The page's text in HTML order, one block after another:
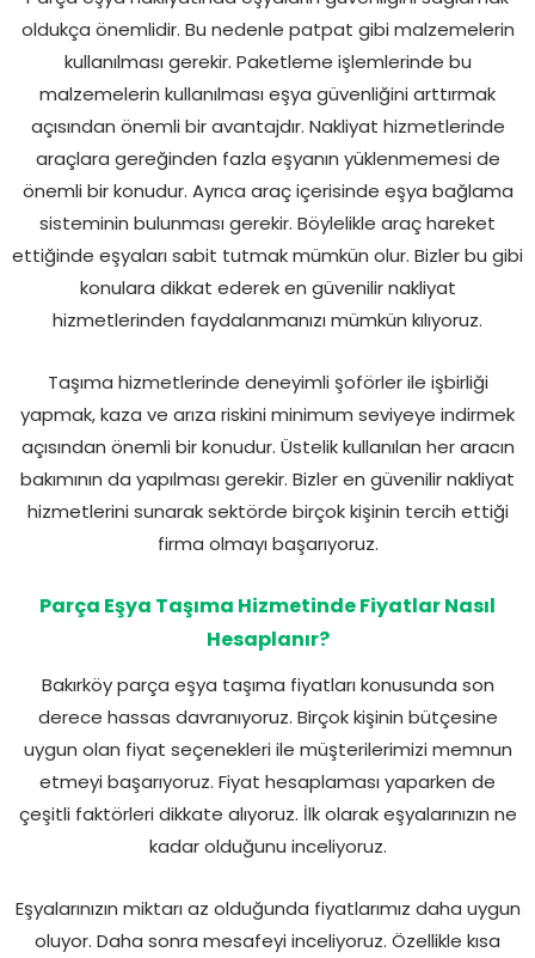
oldukça önemlidir. Bu nedenle patpat gibi malzemelerin
kullanılması gerekir. Paketleme işlemlerinde bu
malzemelerin kullanılması eşya güvenliğini arttırmak
açısından önemli bir avantajdır. Nakliyat hizmetlerinde
araçlara gereğinden fazla eşyanın yüklenmemesi de
önemli bir konudur. Ayrıca araç içerisinde eşya bağlama
sisteminin bulunması gerekir. Böylelikle araç hareket
ettiğinde eşyaları sabit tutmak mümkün olur. Bizler bu gibi
konulara dikkat ederek en güvenilir nakliyat
hizmetlerinden faydalanmanızı mümkün kılıyoruz.
Taşıma hizmetlerinde deneyimli şoförler ile işbirliği
yapmak, kaza ve arıza riskini minimum seviyeye indirmek
açısından önemli bir konudur. Üstelik kullanılan her aracın
bakımının da yapılması gerekir. Bizler en güvenilir nakliyat
hizmetlerini sunarak sektörde birçok kişinin tercih ettiği
firma olmayı başarıyoruz.
Parça Eşya Taşıma Hizmetinde Fiyatlar Nasıl
Hesaplanır?
Bakırköy parça eşya taşıma fiyatları konusunda son
derece hassas davranıyoruz. Birçok kişinin bütçesine
uygun olan fiyat seçenekleri ile müşterilerimizi memnun
etmeyi başarıyoruz. Fiyat hesaplaması yaparken de
çeşitli faktörleri dikkate alıyoruz. İlk olarak eşyalarınızın ne
kadar olduğunu inceliyoruz.
Eşyalarınızın miktarı az olduğunda fiyatlarımız daha uygun
oluyor. Daha sonra mesafeyi inceliyoruz. Özellikle kısa